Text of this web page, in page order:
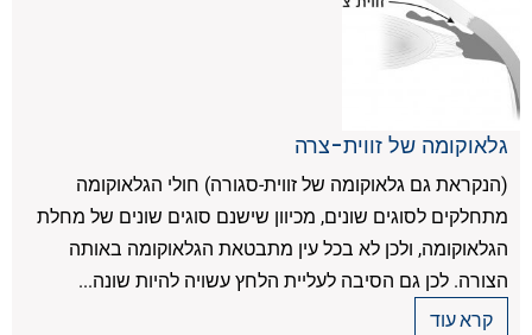
גלאוקומה של זווית-צרה
(הנקראת גם גלאוקומה של זווית-סגורה) חולי הגלאוקומה
מתחלקים לסוגים שונים, מכיוון שישנם סוגים שונים של מחלת
הגלאוקומה, ולכן לא בכל עין מתבטאת הגלאוקומה באותה
הצורה. לכן גם הסיבה לעליית הלחץ עשויה להיות שונה...
קרא עוד